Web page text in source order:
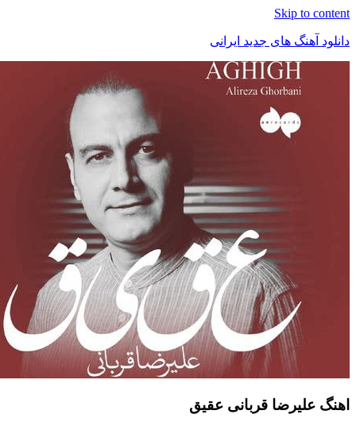
Skip
های جدید ایرانی
قربانی عقیق